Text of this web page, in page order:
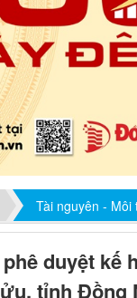
Tài nguyên - Môi
duyệt kế
tỉnh Đồng